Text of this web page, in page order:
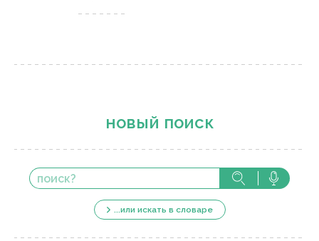
новый поиск
...или искать в словаре